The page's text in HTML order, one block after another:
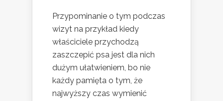
Przypominanie o tym podczas
wizyt na przykład kiedy
właściciele przychodzą
zaszczepić psa jest dla nich
dużym ułatwieniem, bo nie
każdy pamięta o tym, że
najwyższy czas wymienić